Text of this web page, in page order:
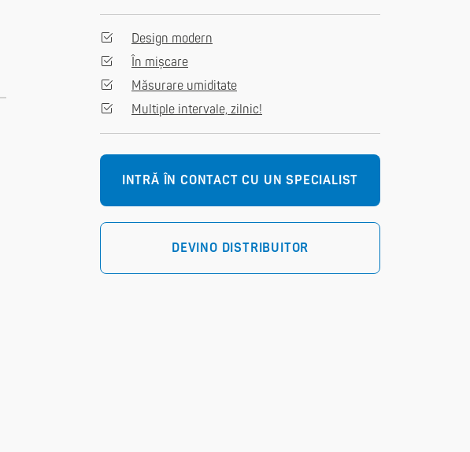
Design modern
În mișcare
Măsurare umiditate
Multiple intervale, zilnic!
INTRĂ ÎN CONTACT CU UN SPECIALIST
DEVINO DISTRIBUITOR